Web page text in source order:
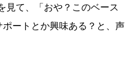
見て、「おや？このベース
ートとか興味ある？と、声